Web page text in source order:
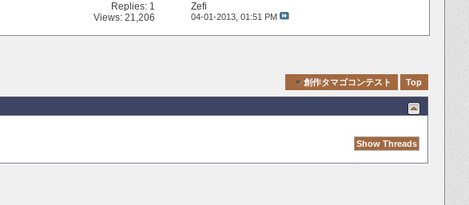
Replies: 1
Views: 21,206
Zefi
04-01-2013, 01:51 PM
創作タマゴコンテスト Top